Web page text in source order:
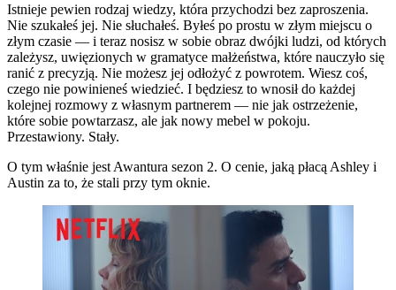
Istnieje pewien rodzaj wiedzy, która przychodzi bez zaproszenia.
Nie szukałeś jej. Nie słuchałeś. Byłeś po prostu w złym miejscu o
złym czasie — i teraz nosisz w sobie obraz dwójki ludzi, od których
zależysz, uwięzionych w gramatyce małżeństwa, które nauczyło się
ranić z precyzją. Nie możesz jej odłożyć z powrotem. Wiesz coś,
czego nie powinieneś wiedzieć. I będziesz to wnosił do każdej
kolejnej rozmowy z własnym partnerem — nie jak ostrzeżenie,
które sobie powtarzasz, ale jak nowy mebel w pokoju.
Przestawiony. Stały.
O tym właśnie jest Awantura sezon 2. O cenie, jaką płacą Ashley i
Austin za to, że stali przy tym oknie.